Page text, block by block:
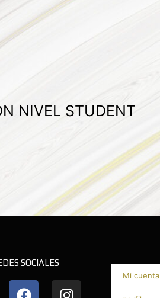
NIVEL STUDENT
SOCIALES
F
I
Y
Mi cuenta